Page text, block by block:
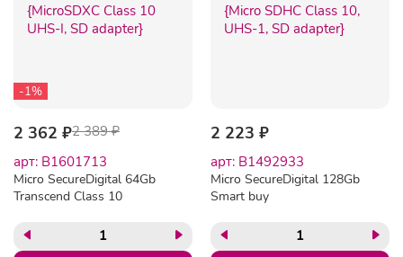
-1%
2 362 ₽2 389 ₽
арт: B1601713
Micro SecureDigital 64Gb
Transcend Class 10
{MicroSDXC Class 10 UHS-
I, SD adapter}
2 223 ₽
арт: B1492933
Micro SecureDigital 128Gb
Smart buy
SDHC Class 10, UHS-1, SD
adapter}